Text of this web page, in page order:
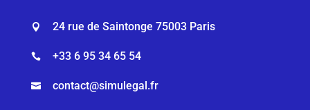
 24 rue de Saintonge 75003 Paris
 +33 6 95 34 65 54
 contact@simulegal.fr